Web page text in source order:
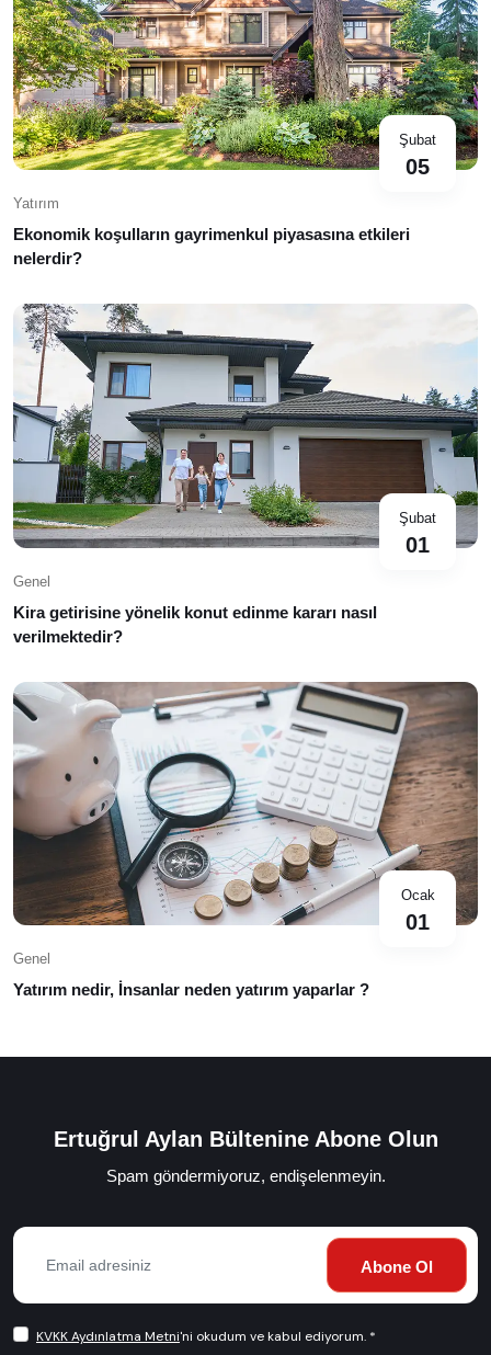
Şubat
05
Yatırım
Ekonomik koşulların gayrimenkul piyasasına etkileri
nelerdir?
Şubat
01
Genel
Kira getirisine yönelik konut edinme kararı nasıl
verilmektedir?
Ocak
01
Genel
Yatırım nedir, İnsanlar neden yatırım yaparlar ?
Ertuğrul Aylan Bültenine Abone Olun
Spam göndermiyoruz, endişelenmeyin.
Abone Ol
KVKK Aydınlatma Metni'ni okudum ve kabul ediyorum. *